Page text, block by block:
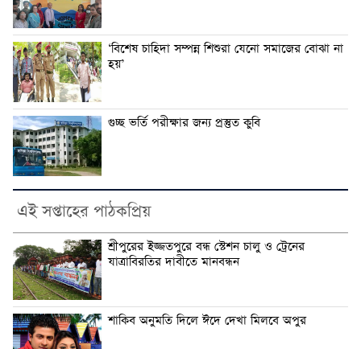
‘বিশেষ চাহিদা সম্পন্ন শিশুরা যেনো সমাজের বোঝা না
হয়’
গুচ্ছ ভর্তি পরীক্ষার জন্য প্রস্তুত কুবি
এই সপ্তাহের পাঠকপ্রিয়
শ্রীপুরের ইজ্জতপুরে বন্ধ স্টেশন চালু ও ট্রেনের
যাত্রাবিরতির দাবীতে মানবন্ধন
শাকিব অনুমতি দিলে ঈদে দেখা মিলবে অপুর